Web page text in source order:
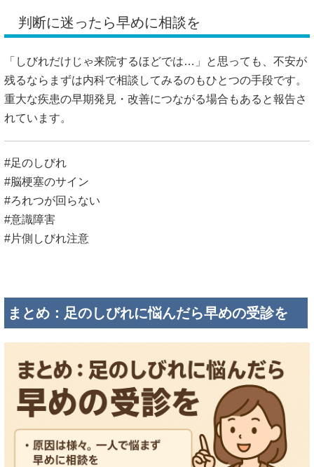
判断に迷ったら早めに相談を
「しびれだけじゃ来院するほどでは…」と思っても、不安が
残るならまずは内科で相談してみるのもひとつの手段です。
重大な疾患の早期発見・改善につながる場合もあると報告さ
れています。
#足のしびれ
#脳梗塞のサイン
#ろれつが回らない
#意識障害
#片側しびれ注意
まとめ：足のしびれに悩んだら早めの受診を